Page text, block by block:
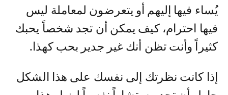
يُساء فيها إليهم أو يتعرضون لمعاملة ليس
فيها احترام، كيف يمكن أن تجد شخصاً يحبك
كثيراً وأنت تظن أنك غير جدير بحب كهذا.
إذا كانت نظرتك إلى نفسك على هذا الشكل